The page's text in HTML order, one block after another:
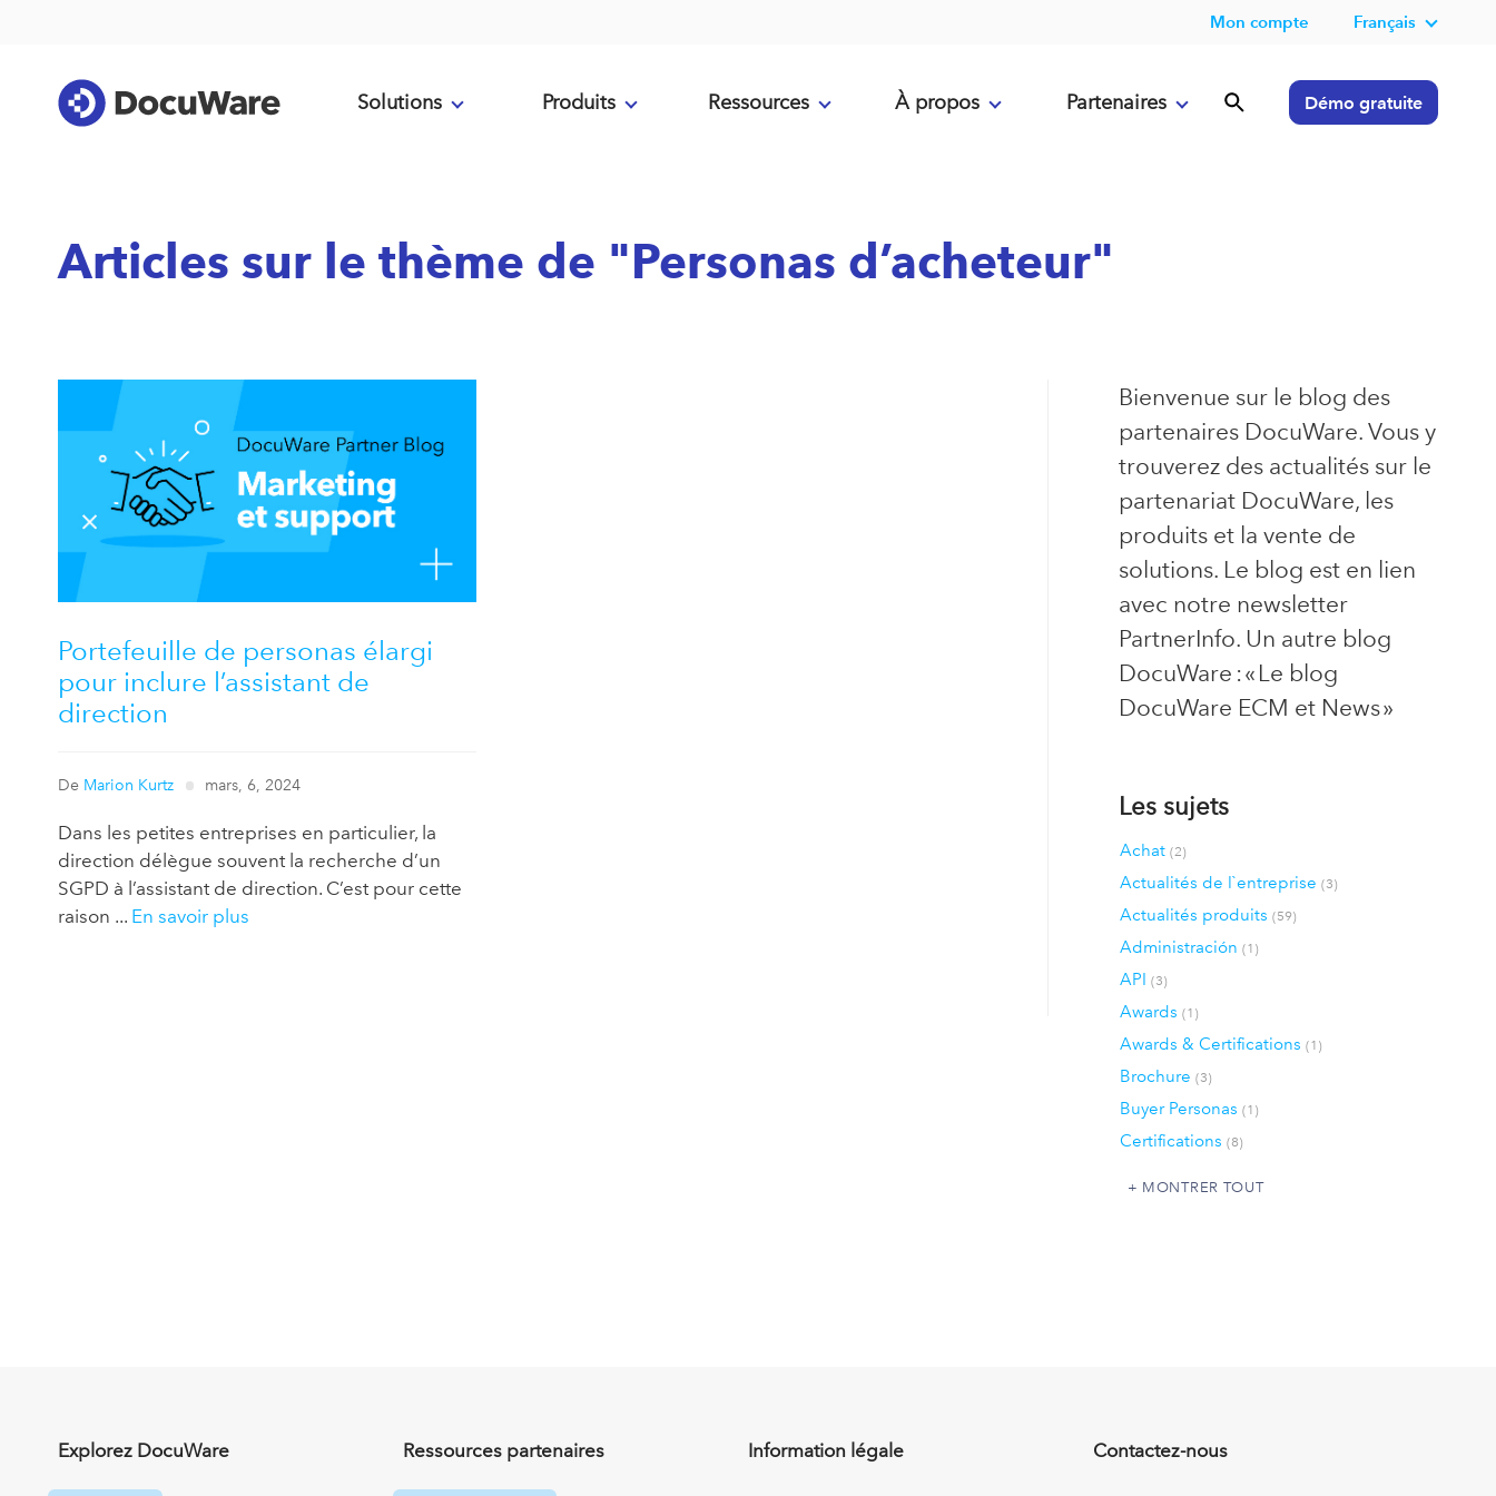
Mon compte Français
Solutions Produits Ressources À propos Partenaires Démo gratuite
Articles sur le thème de "Personas d’acheteur"
Portefeuille de personas élargi
pour inclure l’assistant de
direction
De Marion Kurtz mars, 6, 2024
Dans les petites entreprises en particulier, la
direction délègue souvent la recherche d’un
SGPD à l’assistant de direction. C’est pour cette
raison ... En savoir plus
Bienvenue sur le blog des
partenaires DocuWare. Vous y
trouverez des actualités sur le
partenariat DocuWare, les
produits et la vente de
solutions. Le blog est en lien
avec notre newsletter
PartnerInfo. Un autre blog
DocuWare : « Le blog
DocuWare ECM et News »
Les sujets
Achat(2)
Actualités de l`entreprise(3)
Actualités produits(59)
Administración(1)
API(3)
Awards(1)
Awards & Certifications(1)
Brochure(3)
Buyer Personas(1)
Certifications(8)
MONTRER TOUT
Explorez DocuWare Ressources partenaires Information légale Contactez-nous